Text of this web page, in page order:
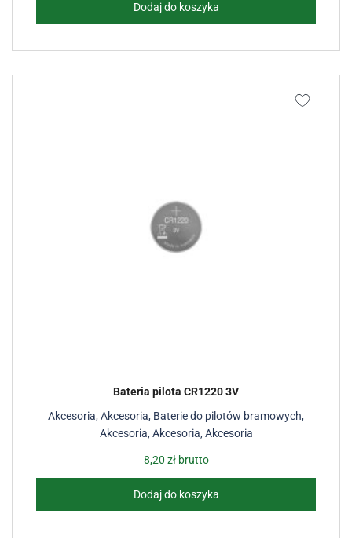
Dodaj do koszyka
Akcesoria,Akcesoria, Baterie do pilotów bramowych,
Akcesoria,Akcesoria,Akcesoria
Bateria pilota CR1220 3V
8,20 złbrutto
Dodaj do koszyka